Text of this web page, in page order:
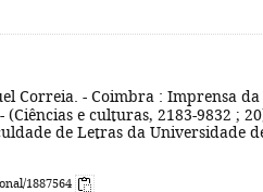
Correia. - Coimbra : Imprensa da
e culturas, 2183-9832 ;
de Letras da Universidade
1887564